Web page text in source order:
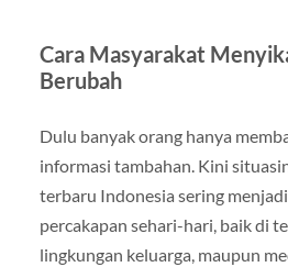
Cara Masyarakat
Berubah
Dulu banyak orang hanya
informasi tambahan. Kini
terbaru Indonesia sering
percakapan sehari-hari, baik di
lingkungan keluarga, maupun